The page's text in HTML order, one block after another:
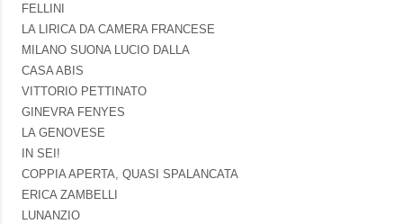
FELLINI
LA LIRICA DA CAMERA FRANCESE
MILANO SUONA LUCIO DALLA
CASA ABIS
VITTORIO PETTINATO
GINEVRA FENYES
LA GENOVESE
IN SEI!
COPPIA APERTA, QUASI SPALANCATA
ERICA ZAMBELLI
LUNANZIO